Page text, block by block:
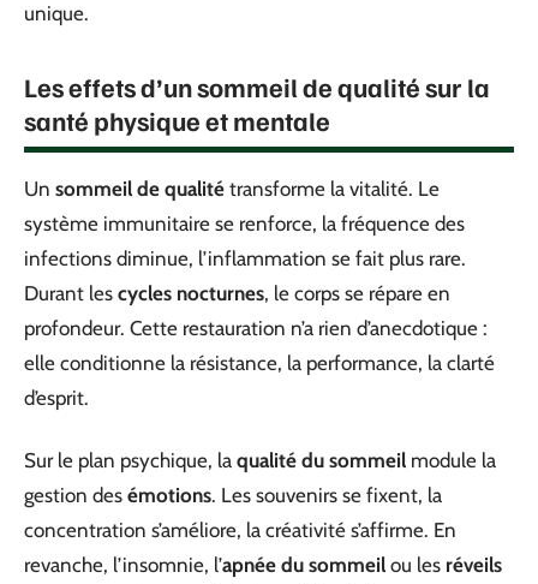
unique.
Les effets d’un sommeil de qualité sur la
santé physique et mentale
Un sommeil de qualité transforme la vitalité. Le
système immunitaire se renforce, la fréquence des
infections diminue, l’inflammation se fait plus rare.
Durant les cycles nocturnes, le corps se répare en
profondeur. Cette restauration n’a rien d’anecdotique :
elle conditionne la résistance, la performance, la clarté
d’esprit.
Sur le plan psychique, la qualité du sommeil module la
gestion des émotions. Les souvenirs se fixent, la
concentration s’améliore, la créativité s’affirme. En
revanche, l’insomnie, l’apnée du sommeil ou les réveils